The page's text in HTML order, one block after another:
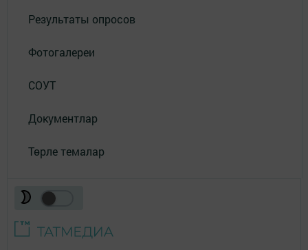
Результаты опросов
Фотогалереи
СОУТ
Документлар
Төрле темалар